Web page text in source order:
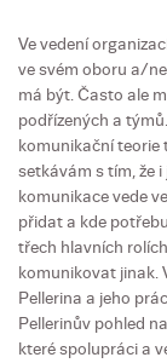
Ve vedení
ve svém oboru a/
má být. Často ale
podřízených a
komunikační teorie
setkávám s tím, že
komunikace vede
přidat a kde
třech hlavních
komunikovat jinak.
Pellerina a jeho
Pellerinův pohled
které spolupráci a